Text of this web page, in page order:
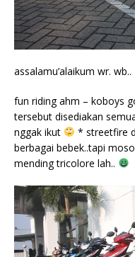
assalamu’alaikum wr. wb..
fun riding ahm – koboys
tersebut disediakan
nggak ikut
* streetfire
berbagai bebek..tapi
mending tricolore lah..